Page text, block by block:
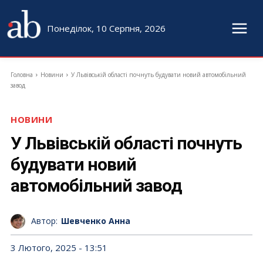
Понеділок, 10 Серпня, 2026
Головна Новини
У Львівській області почнуть будувати новий автомобільний
завод
НОВИНИ
У Львівській області почнуть
будувати новий
автомобільний завод
Автор: Шевченко Анна
3 Лютого, 2025 - 13:51